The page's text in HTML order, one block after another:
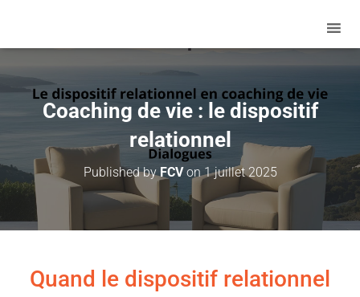
Coaching de vie : le dispositif
relationnel
Published byFCVon1 juillet 2025
Quand le dispositif relationnel